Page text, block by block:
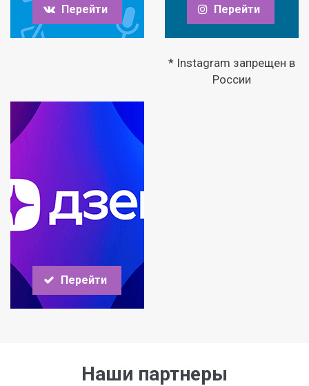
Перейти Перейти
* Instagram запрещен в
России
Перейти
Наши партнеры